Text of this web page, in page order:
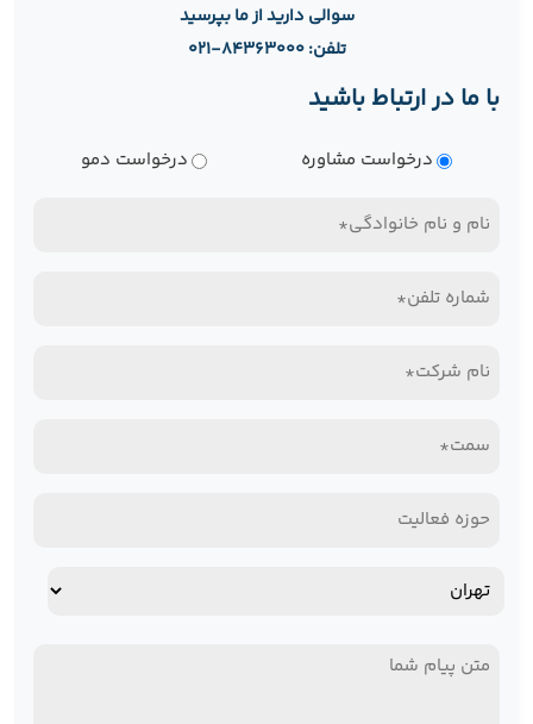
سوالی دارید از ما بپرسید
تلفن: ۸۴۳۶۳۰۰۰-۰۲۱
با ما در ارتباط باشید
درخواست مشاوره درخواست دمو
نام
نام
(Required)
تلفن
(Required)نام
(Required)سمت*
حوزه
آدرس
پیام